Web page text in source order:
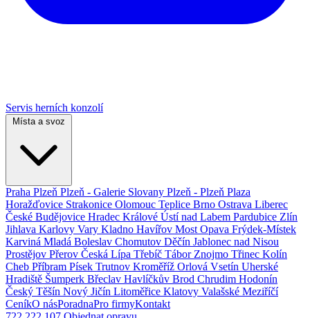
Servis herních konzolí
Místa a svoz
Praha Plzeň Plzeň - Galerie Slovany Plzeň - Plzeň Plaza
Horažďovice Strakonice Olomouc Teplice Brno Ostrava Liberec
České Budějovice Hradec Králové Ústí nad Labem Pardubice Zlín
Jihlava Karlovy Vary Kladno Havířov Most Opava Frýdek-Místek
Karviná Mladá Boleslav Chomutov Děčín Jablonec nad Nisou
Prostějov Přerov Česká Lípa Třebíč Tábor Znojmo Třinec Kolín
Cheb Příbram Písek Trutnov Kroměříž Orlová Vsetín Uherské
Hradiště Šumperk Břeclav Havlíčkův Brod Chrudim Hodonín
Český Těšín Nový Jičín Litoměřice Klatovy Valašské Meziříčí
CeníkO násPoradnaPro firmyKontakt